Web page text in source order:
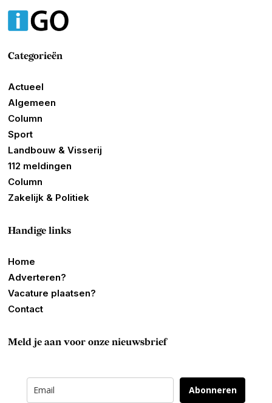
Categorieën
Actueel
Algemeen
Column
Sport
Landbouw & Visserij
112 meldingen
Column
Zakelijk & Politiek
Handige links
Home
Adverteren?
Vacature plaatsen?
Contact
Meld je aan voor onze nieuwsbrief
Abonneren